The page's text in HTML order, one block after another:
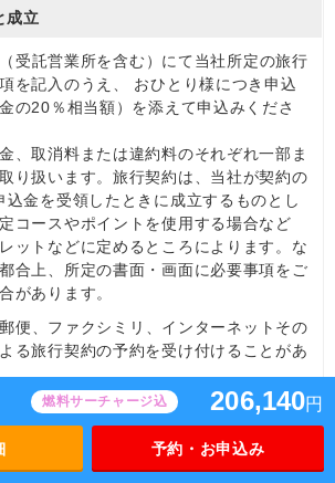
燃料サーチャージ込 206,140円
予約・お申込み
成立
受託営業所を含む）にて当社所定の旅行
を記入のうえ、 おひとり様につき申込
の20％相当額）を添えて申込みくださ
、取消料または違約料のそれぞれ一部ま
り扱います。旅行契約は、当社が契約の
込金を受領したときに成立するものとし
コースやポイントを使用する場合など
ットなどに定めるところによります。な
合上、所定の書面・画面に必要事項をご
があります。
便、ファクシミリ、インターネットその
る旅行契約の予約を受け付けることがあ
約は予約の時点では成立しておらず、当
旨を通知した後、当該通知に記載されて
込金（旅行代金の一部または全額）を受
するものとします。この期間内に申込金